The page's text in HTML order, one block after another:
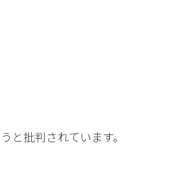
と批判されています。